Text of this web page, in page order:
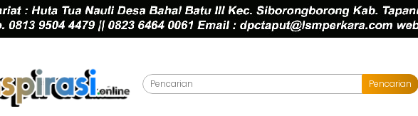
Pencarian